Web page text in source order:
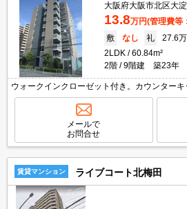
大阪府大阪市北区大
13.8万円(管理費等
敷
なし 礼
27.6万
2LDK
60.84m²
2階
9階建 築23年
ウォークインクローゼット付き。カウンター
応。オートロック。TVモニターホン有。温水
メールで
お問合せ
賃貸マンション ライブコート北梅田